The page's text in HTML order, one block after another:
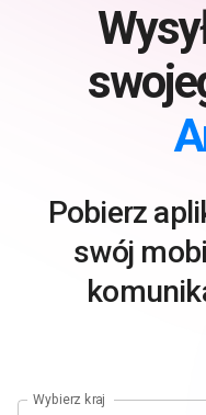
Pobierz
swój
Wybierz kraj